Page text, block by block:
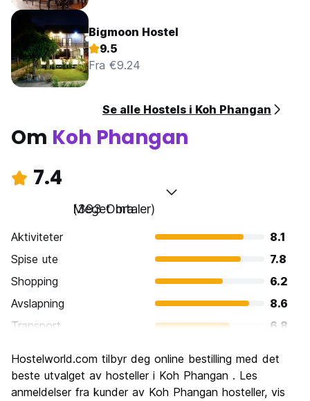
Bigmoon Hostel
9.5
Fra €9.24
Se alle Hostels i Koh Phangan
Om Koh Phangan
7.4
Meget bra
(393 Omtaler)
Aktiviteter
8.1
Spise ute
7.8
Shopping
6.2
Avslapning
8.6
Transport
6.8
Kultur
Feste
9.2
Hostelworld.com tilbyr deg online bestilling med det
beste utvalget av hosteller i Koh Phangan . Les
anmeldelser fra kunder av Koh Phangan hosteller, vis